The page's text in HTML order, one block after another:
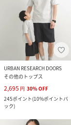
URBAN RESEARCH DOORS
その他のトップス
2,695 円 30%OFF
245ポイント(10%ポイントバ
ック)